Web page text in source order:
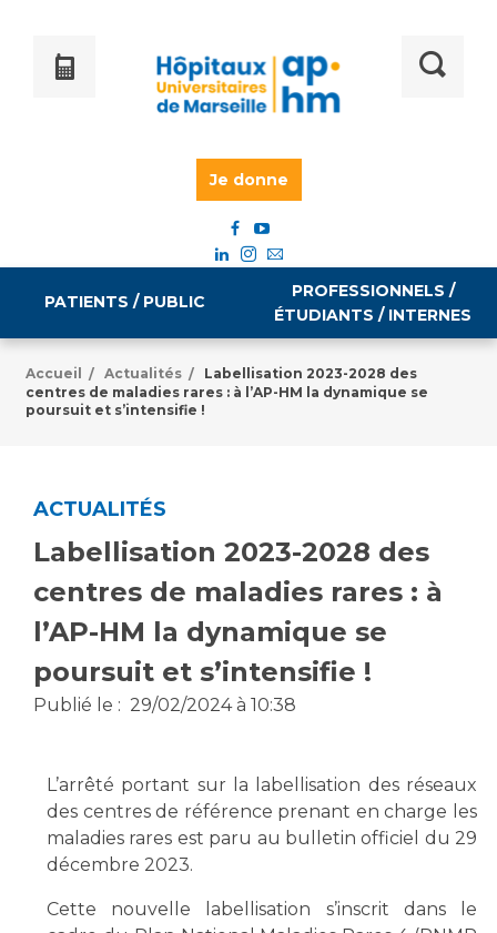
Je donne
PATIENTS / PUBLIC
Informations pratiques
Vous allez être hospitalisé(e)
Vous avez un examen d'imagerie ou de radiologie
Vous avez une analyse à réaliser
Vous venez en consultation
myaphm, votre espace santé en ligne
Vivre ensemble à l'hôpital
Laïcité et cultes
PROFESSIONNELS /
ÉTUDIANTS / INTERNES
Égalité professionnelle
Emploi / formation
Emplois paramédicaux
Emplois administratifs
Espace Formation
Étudiants hospitaliers
Emplois techniques et médico-techniques
Statuts
Stages paramédicaux
Chercheurs
Accueil / Actualités /
Labellisation 2023-2028 des
centres de maladies rares : à l’AP-HM la dynamique se
poursuit et s’intensifie !
ACTUALITÉS
Labellisation 2023-2028 des
centres de maladies rares : à
l’AP-HM la dynamique se
poursuit et s’intensifie !
Publié le : 29/02/2024 à 10:38
L’arrêté portant sur la labellisation des réseaux
des centres de référence prenant en charge les
maladies rares est paru au bulletin officiel du 29
décembre 2023.
Cette nouvelle labellisation s’inscrit dans le